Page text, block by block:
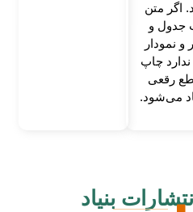
اگر متن
جدول و
و نمودار
ندارد چاپ
رقعی
می‌شود.
بنیاد